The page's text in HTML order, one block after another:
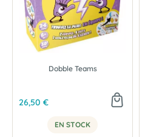
Dobble Teams
26,50 €
EN STOCK